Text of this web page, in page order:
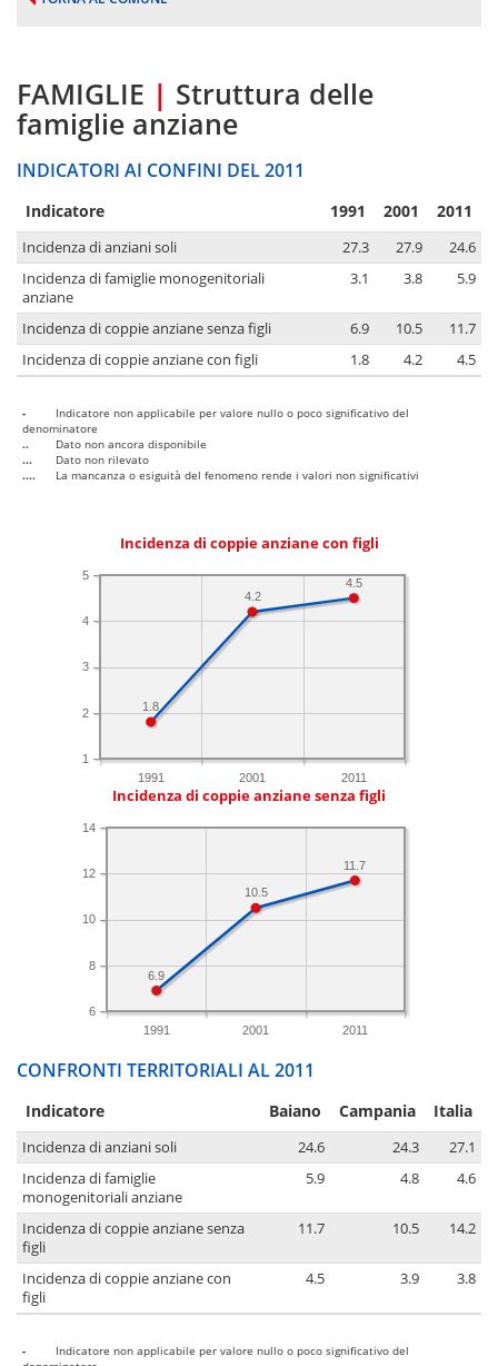
FAMIGLIE | Struttura delle
famiglie anziane
INDICATORI AI CONFINI DEL 2011
Indicatore 1991 2001 2011
Incidenza di anziani soli 27.3 27.9
24.6
Incidenza di famiglie monogenitoriali
anziane
3.1 3.8 5.9
Incidenza di coppie anziane senza figli 6.9 10.5
11.7
Incidenza di coppie anziane con figli
1.8 4.2 4.5
-
Indicatore non applicabile per valore nullo o poco significativo del
denominatore
..
Dato non ancora disponibile
...
Dato non rilevato
....
La mancanza o esiguità del fenomeno rende i valori non significativi
Incidenza di coppie anziane con figli
1991 2001 2011
1
2
3
4
5
4.5
4.2
1.8
Incidenza di coppie anziane senza figli
1991 2001 2011
6
8
10
12
14
11.7
10.5
6.9
CONFRONTI TERRITORIALI AL 2011
Indicatore Baiano Campania Italia
Incidenza di anziani soli 24.6 24.3
27.1
Incidenza di famiglie
monogenitoriali anziane
5.9 4.8 4.6
Incidenza di coppie anziane senza
figli
11.7 10.5 14.2
Incidenza di coppie anziane con
figli
4.5 3.9 3.8
-
Indicatore non applicabile per valore nullo o poco significativo del